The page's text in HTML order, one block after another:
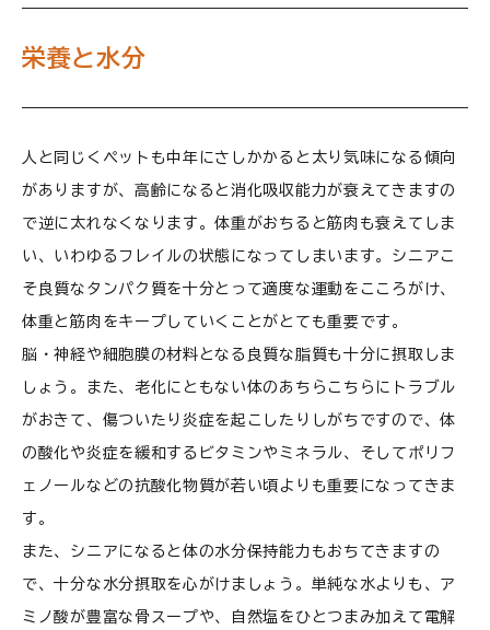
栄養と水分
人と同じくペットも中年にさしかかると太り気味になる傾向
がありますが、高齢になると消化吸収能力が衰えてきますの
で逆に太れなくなります。体重がおちると筋肉も衰えてしま
い、いわゆるフレイルの状態になってしまいます。シニアこ
そ良質なタンパク質を十分とって適度な運動をこころがけ、
体重と筋肉をキープしていくことがとても重要です。
脳・神経や細胞膜の材料となる良質な脂質も十分に摂取しま
しょう。また、老化にともない体のあちらこちらにトラブル
がおきて、傷ついたり炎症を起こしたりしがちですので、体
の酸化や炎症を緩和するビタミンやミネラル、そしてポリフ
ェノールなどの抗酸化物質が若い頃よりも重要になってきま
す。
また、シニアになると体の水分保持能力もおちてきますの
で、十分な水分摂取を心がけましょう。単純な水よりも、ア
ミノ酸が豊富な骨スープや、自然塩をひとつまみ加えて電解